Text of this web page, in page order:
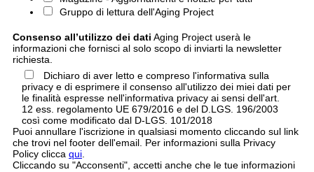
Gruppo di lettura dell'Aging Project
Consenso all’utilizzo dei dati Aging Project userà le
informazioni che fornisci al solo scopo di inviarti la newsletter
richiesta.
Dichiaro di aver letto e compreso l'informativa sulla
privacy e di esprimere il consenso all'utilizzo dei miei dati per
le finalità espresse nell'informativa privacy ai sensi dell'art.
12 ess. regolamento UE 679/2016 e del D.LGS. 196/2003
così come modificato dal D-LGS. 101/2018
Puoi annullare l'iscrizione in qualsiasi momento cliccando sul link
che trovi nel footer dell'email. Per informazioni sulla Privacy
Policy clicca qui.
Cliccando su "Acconsenti", accetti anche che le tue informazioni